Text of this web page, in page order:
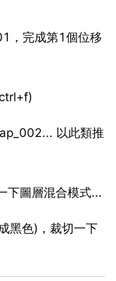
，完成第1個位移
以此類推
下圖層混合模式...
黑色)，裁切一下